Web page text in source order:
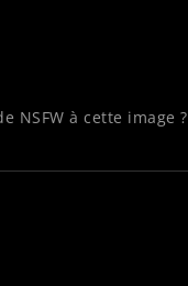
NSFW à cette image ?